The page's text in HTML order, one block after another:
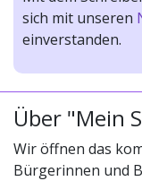
sich mit unseren
einverstanden.
Über "Mein
Wir öffnen das
Bürgerinnen und